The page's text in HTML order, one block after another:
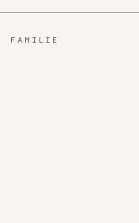
FAMILIE